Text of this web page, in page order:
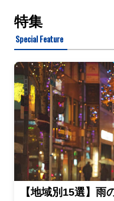
特集
Special Feature
【地域別15選】雨